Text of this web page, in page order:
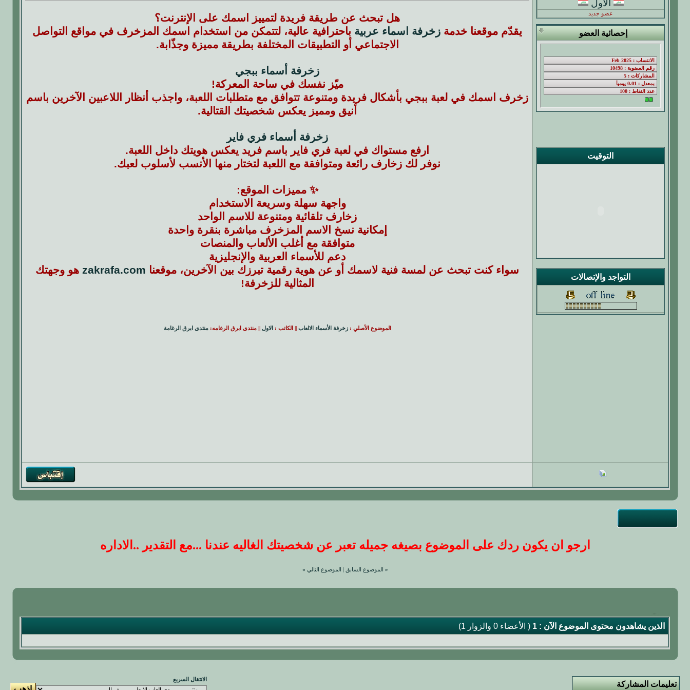
الاول
عضو جديد
إحصائية العضو
التوقيت
التواجد والإتصالات
هل تبحث عن طريقة فريدة لتمييز اسمك على الإنترنت؟
يقدّم موقعنا خدمة زخرفة اسماء عربية باحترافية عالية، لتتمكن من استخدام اسمك المزخرف في مواقع التواصل
الاجتماعي أو التطبيقات المختلفة بطريقة مميزة وجذّابة.
زخرفة أسماء ببجي
ميّز نفسك في ساحة المعركة!
زخرف اسمك في لعبة ببجي بأشكال فريدة ومتنوعة تتوافق مع متطلبات اللعبة، واجذب أنظار اللاعبين الآخرين باسم
أنيق ومميز يعكس شخصيتك القتالية.
زخرفة أسماء فري فاير
ارفع مستواك في لعبة فري فاير باسم فريد يعكس هويتك داخل اللعبة.
نوفر لك زخارف رائعة ومتوافقة مع اللعبة لتختار منها الأنسب لأسلوب لعبك.
✨ مميزات الموقع:
واجهة سهلة وسريعة الاستخدام
زخارف تلقائية ومتنوعة للاسم الواحد
إمكانية نسخ الاسم المزخرف مباشرة بنقرة واحدة
متوافقة مع أغلب الألعاب والمنصات
دعم للأسماء العربية والإنجليزية
سواء كنت تبحث عن لمسة فنية لاسمك أو عن هوية رقمية تبرزك بين الآخرين، موقعنا zakrafa.com هو وجهتك
المثالية للزخرفة!
الموضوع الأصلي :زخرفة الأسماء الالعاب || الكاتب : الاول || منتدى ابرق الرغامه:منتدى ابرق الرغامة
ارجو ان يكون ردك على الموضوع بصيغه جميله تعبر عن شخصيتك الغاليه عندنا ...مع التقدير ..الاداره
« الموضوع السابق الموضوع التالي »
الذين يشاهدون محتوى الموضوع الآن : 1 ( الأعضاء 0 والزوار 1)
تعليمات المشاركة
الانتقال السريع